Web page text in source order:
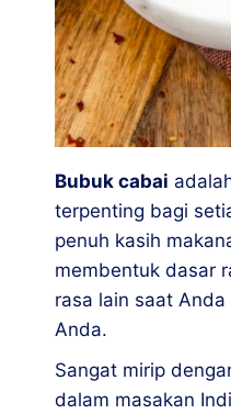
Bubuk cabai
terpenting bagi
penuh kasih
membentuk dasar
rasa lain saat
Anda.
Sangat mirip
dalam masakan